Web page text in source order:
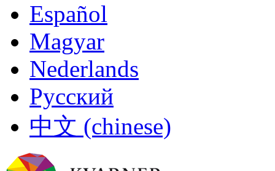
Español
Magyar
Nederlands
Русский
中文 (chinese)